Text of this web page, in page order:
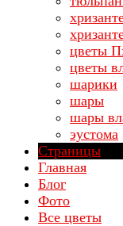
цветы
цветы
шарики
шары
шары
эустома
Страницы
Главная
Блог
Фото
Все цветы